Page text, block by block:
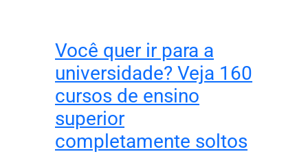
Você quer ir para a
universidade? Veja 160
cursos de ensino
superior
completamente soltos